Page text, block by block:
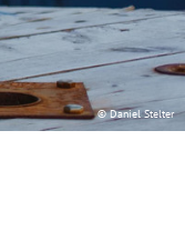
© Daniel Stelter